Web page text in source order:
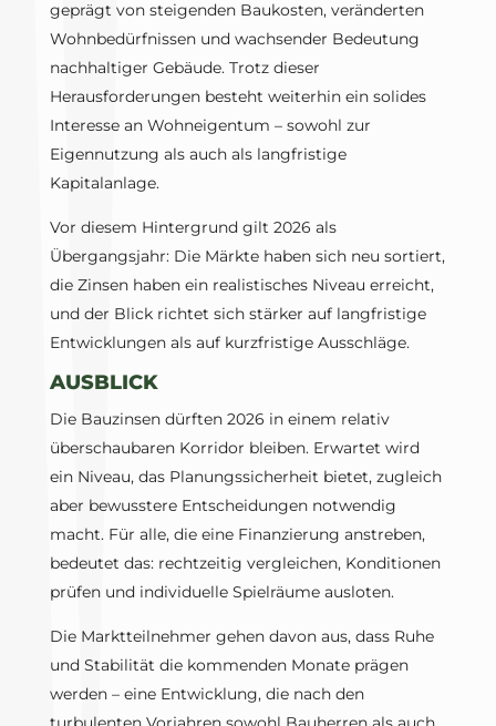
geprägt von steigenden Baukosten, veränderten
Wohnbedürfnissen und wachsender Bedeutung
nachhaltiger Gebäude. Trotz dieser
Herausforderungen besteht weiterhin ein solides
Interesse an Wohneigentum – sowohl zur
Eigennutzung als auch als langfristige
Kapitalanlage.
Vor diesem Hintergrund gilt 2026 als
Übergangsjahr: Die Märkte haben sich neu sortiert,
die Zinsen haben ein realistisches Niveau erreicht,
und der Blick richtet sich stärker auf langfristige
Entwicklungen als auf kurzfristige Ausschläge.
AUSBLICK
Die Bauzinsen dürften 2026 in einem relativ
überschaubaren Korridor bleiben. Erwartet wird
ein Niveau, das Planungssicherheit bietet, zugleich
aber bewusstere Entscheidungen notwendig
macht. Für alle, die eine Finanzierung anstreben,
bedeutet das: rechtzeitig vergleichen, Konditionen
prüfen und individuelle Spielräume ausloten.
Die Marktteilnehmer gehen davon aus, dass Ruhe
und Stabilität die kommenden Monate prägen
werden – eine Entwicklung, die nach den